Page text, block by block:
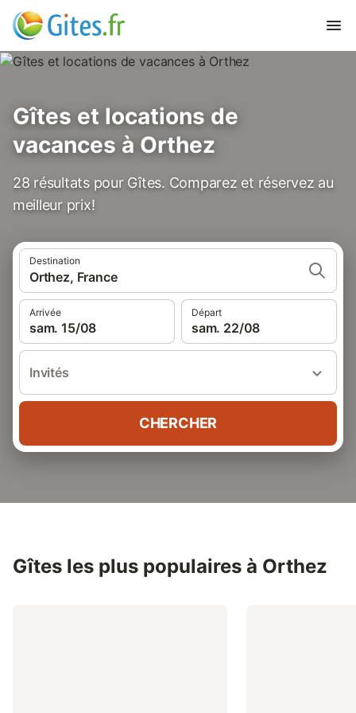
Gîtes et locations de
vacances à Orthez
28 résultats pour Gîtes. Comparez et réservez au
meilleur prix!
Destination
Orthez, France
Arrivée
sam. 15/08
Départ
sam. 22/08
Invités
CHERCHER
Gîtes les plus populaires à Orthez